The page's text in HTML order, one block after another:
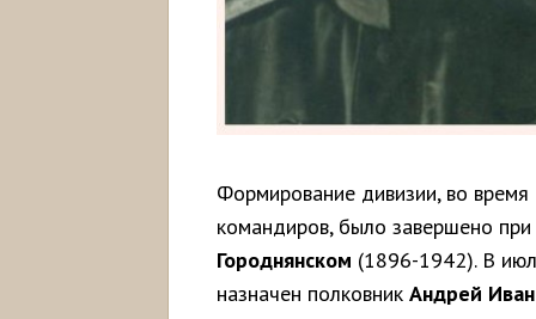
Формирование дивизии, во время
командиров, было завершено
Городнянском (1896-1942). В
назначен полковник Андрей